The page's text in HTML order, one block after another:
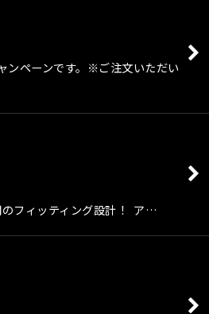
ンペーンです。※ご注文いただい
フィッティング設計！ ア…